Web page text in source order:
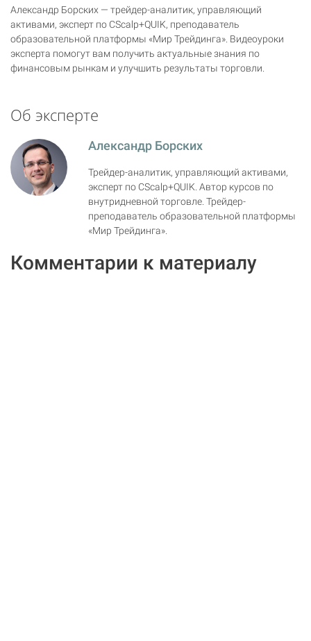
Александр Борских — трейдер-аналитик, управляющий
активами, эксперт по CScalp+QUIK, преподаватель
образовательной платформы «Мир Трейдинга». Видеоуроки
эксперта помогут вам получить актуальные знания по
финансовым рынкам и улучшить результаты торговли.
Об эксперте
Александр Борских
Трейдер-аналитик, управляющий активами,
эксперт по CScalp+QUIK. Автор курсов по
внутридневной торговле. Трейдер-
преподаватель образовательной платформы
«Мир Трейдинга».
Комментарии к материалу